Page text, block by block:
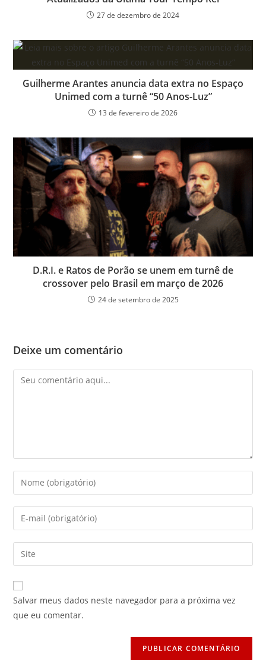
27 de dezembro de 2024
Guilherme Arantes anuncia data extra no Espaço
Unimed com a turnê “50 Anos-Luz”
13 de fevereiro de 2026
D.R.I. e Ratos de Porão se unem em turnê de
crossover pelo Brasil em março de 2026
24 de setembro de 2025
Deixe um comentário
Comentário
Digite
seu
nome
ou
de
usuário
para
comentar
Digite
seu
endereço
de
mail
para
comentar
Digite
o
URL
do
site
Salvar meus dados neste navegador para a próxima vez
que eu comentar.